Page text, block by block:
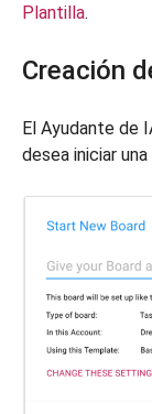
Plantilla.
Creación
El Ayudante de
desea iniciar